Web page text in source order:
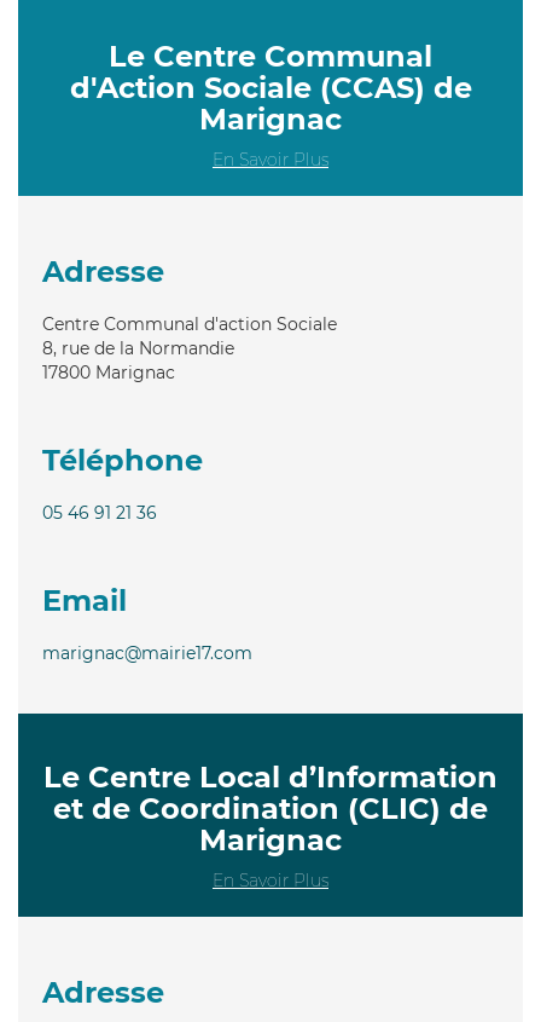
Le Centre Communal
d'Action Sociale (CCAS) de
Marignac
En Savoir Plus
Adresse
Centre Communal d'action Sociale
8, rue de la Normandie
17800 Marignac
Téléphone
05 46 91 21 36
Email
marignac@mairie17.com
Le Centre Local d’Information
et de Coordination (CLIC) de
Marignac
En Savoir Plus
Adresse